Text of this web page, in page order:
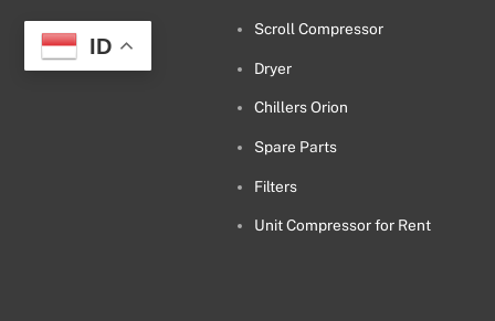
ID
Scroll Compressor
Dryer
Chillers Orion
Spare Parts
Filters
Unit Compressor for Rent